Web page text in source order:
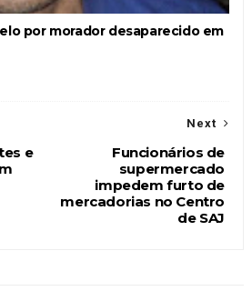
por morador desaparecido em
Next
Funcionários de
supermercado
impedem furto de
mercadorias no Centro
de SAJ
e